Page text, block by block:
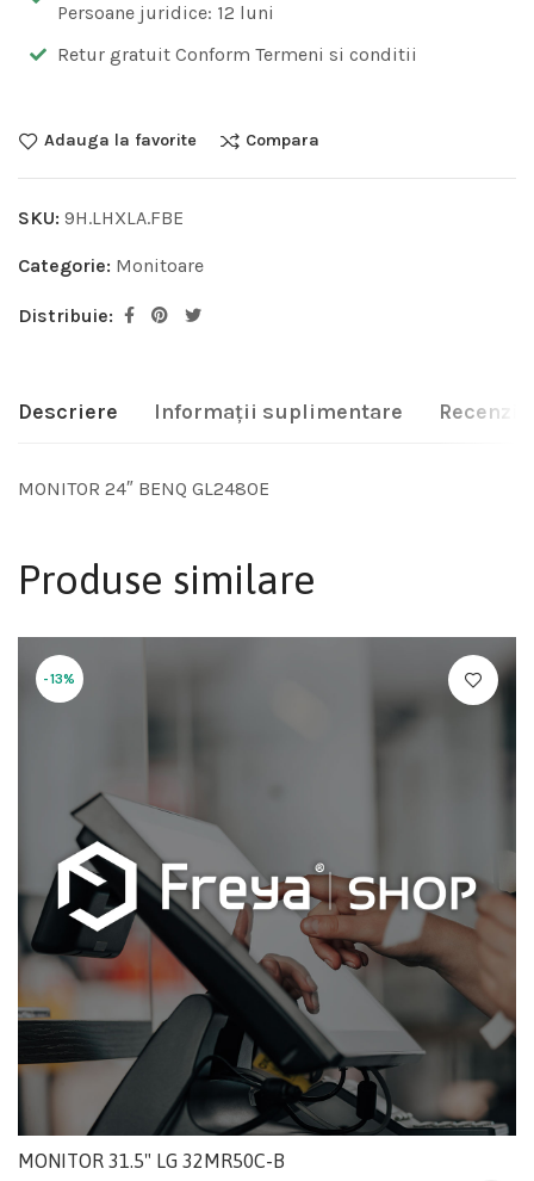
Persoane juridice: 12 luni
Retur gratuit Conform Termeni si conditii
Adauga la favorite Compara
SKU: 9H.LHXLA.FBE
Categorie: Monitoare
Distribuie:
Descriere Informații suplimentare Recenzii
MONITOR 24″ BENQ GL2480E
Produse similare
-13%
MONITOR 31.5" LG 32MR50C-B